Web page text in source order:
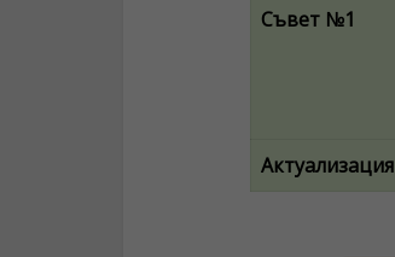
Съвет №1
Актуализация